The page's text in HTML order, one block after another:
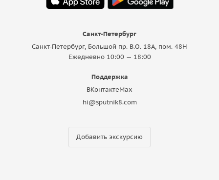
Санкт-Петербург
Санкт-Петербург, Большой пр. В.О. 18A, пом. 48Н
Ежедневно 10:00 — 18:00
Поддержка
ВКонтактеMax
hi@sputnik8.com
Добавить экскурсию